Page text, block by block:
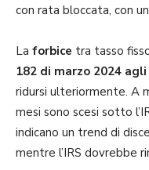
con rata bloccata, con
La forbice tra tasso
182 di marzo 2024
ridursi ulteriormente. A
mesi sono scesi sotto
indicano un trend di
mentre l’IRS dovrebbe